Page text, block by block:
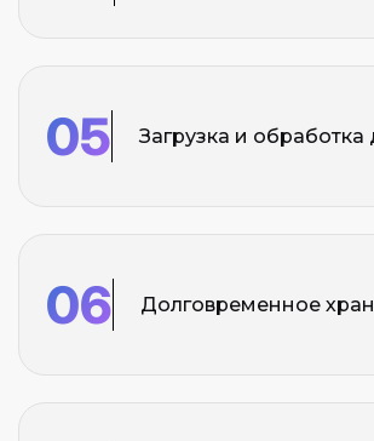
05 Загрузка и
06 Долговременное